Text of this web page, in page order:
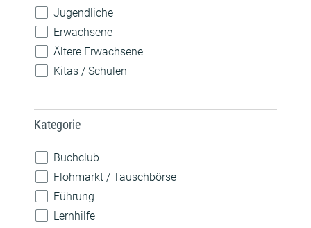
Jugendliche
Erwachsene
Ältere Erwachsene
Kitas / Schulen
Kategorie
Buchclub
Flohmarkt / Tauschbörse
Führung
Lernhilfe